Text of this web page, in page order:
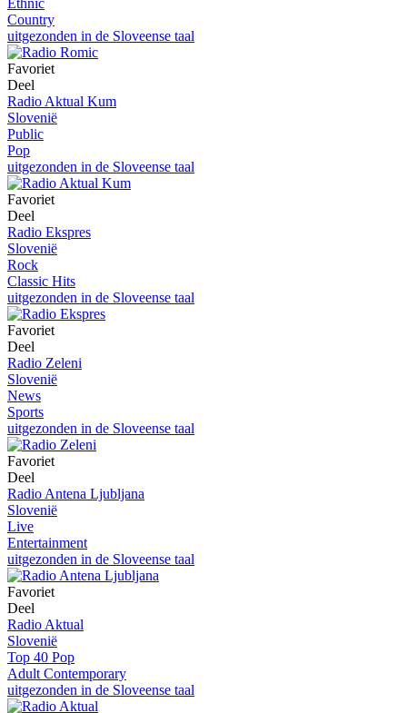
Country
uitgezonden in de Sloveense taal
Favoriet
Deel
Radio Aktual Kum
Slovenië
Public
Pop
uitgezonden in de Sloveense taal
Favoriet
Deel
Radio Ekspres
Slovenië
Rock
Classic Hits
uitgezonden in de Sloveense taal
Favoriet
Deel
Radio Zeleni
Slovenië
News
Sports
uitgezonden in de Sloveense taal
Favoriet
Deel
Radio Antena Ljubljana
Slovenië
Live
Entertainment
uitgezonden in de Sloveense taal
Favoriet
Deel
Radio Aktual
Slovenië
Top 40 Pop
Adult Contemporary
uitgezonden in de Sloveense taal